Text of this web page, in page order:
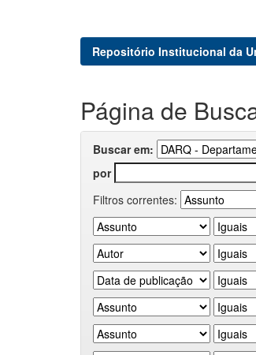
Repositório Institucional da
Página de
Buscar em:
por
Filtros correntes: